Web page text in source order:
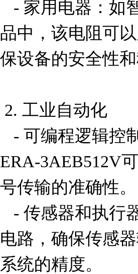
品中，该电阻可
保设备的安全性和
ERA-3AEB512V
号传输的准确性。
电路，确保传感
系统的精度。